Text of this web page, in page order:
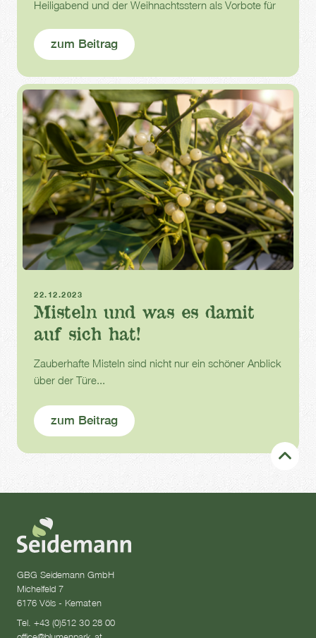
Heiligabend und der Weihnachtsstern als Vorbote für
zum Beitrag
22.12.2023
Misteln und was es damit
auf sich hat!
Zauberhafte Misteln sind nicht nur ein schöner Anblick
über der Türe...
zum Beitrag
GBG Seidemann GmbH
Michelfeld 7
6176 Völs - Kematen
Tel. +43 (0)512 30 28 00